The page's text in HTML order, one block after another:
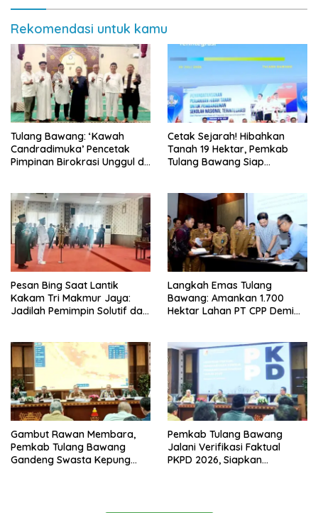
Rekomendasi untuk kamu
Tulang Bawang: ‘Kawah
Candradimuka’ Pencetak
Pimpinan Birokrasi Unggul di
Cetak Sejarah! Hibahkan
Tanah 19 Hektar, Pemkab
Tulang Bawang Siap
Lampung
Pesan Bing Saat Lantik
Kakam Tri Makmur Jaya:
Jadilah Pemimpin Solutif dan
Langkah Emas Tulang
Bawang: Amankan 1.700
Hektar Lahan PT CPP Demi
Gambut Rawan Membara,
Pemkab Tulang Bawang
Gandeng Swasta Kepung
Pemkab Tulang Bawang
Jalani Verifikasi Faktual
PKPD 2026, Siapkan